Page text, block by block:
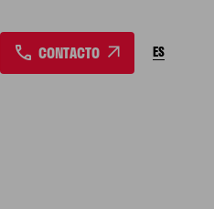
CONTACTO ES